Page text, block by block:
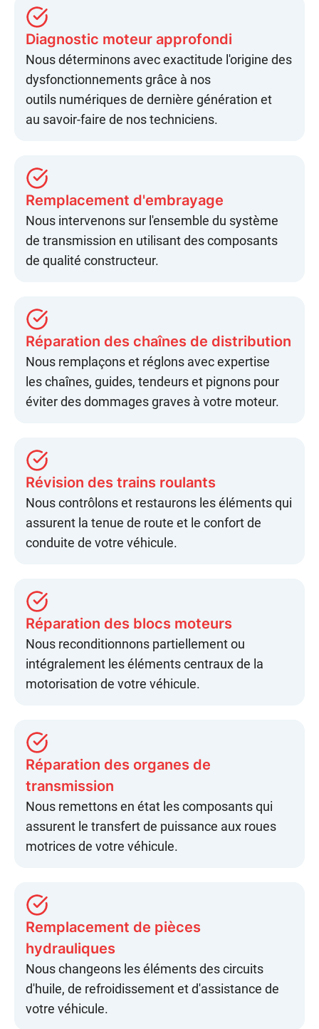
Diagnostic moteur approfondi
Nous déterminons avec exactitude l'origine des
dysfonctionnements grâce à nos
outils numériquesde dernière génération et
au savoir-faire de nos techniciens.
Remplacement d'embrayage
Nous intervenons sur l'ensemble du système
de transmission en utilisant des composants
de qualité constructeur.
Réparation des chaînes de distribution
Nous remplaçons et réglons avec expertise
leschaînes, guides, tendeurs et pignons pour
éviter des dommages graves à votre moteur.
Révision des trains roulants
Nous contrôlons et restaurons les éléments qui
assurent la tenue de route et le confort de
conduite de votre véhicule.
Réparation des blocs moteurs
Nous reconditionnons partiellement ou
intégralement leséléments centrauxde la
motorisation de votre véhicule.
Réparation des organes de
transmission
Nous remettons en état les composants qui
assurent le transfert de puissance aux roues
motrices de votre véhicule.
Remplacement de pièces
hydrauliques
Nous changeons les éléments descircuits
d'huile, de refroidissementet d'assistance de
votre véhicule.